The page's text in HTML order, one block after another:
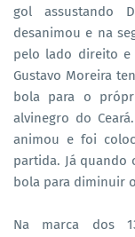
gol assustando
desanimou e na
pelo lado direito e
Gustavo Moreira
bola para o
alvinegro do
animou e foi
partida. Já quando
bola para diminuir
Na marca dos